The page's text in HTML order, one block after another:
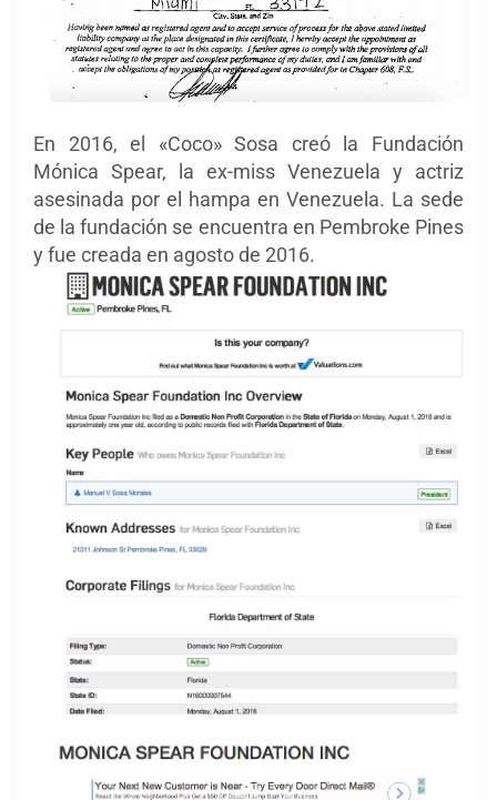
En 2016, el «Coco» Sosa creó la Fundación
Mónica Spear, la ex-miss Venezuela y actriz
asesinada por el hampa en Venezuela. La sede
de la fundación se encuentra en Pembroke Pines
y fue creada en agosto de 2016.